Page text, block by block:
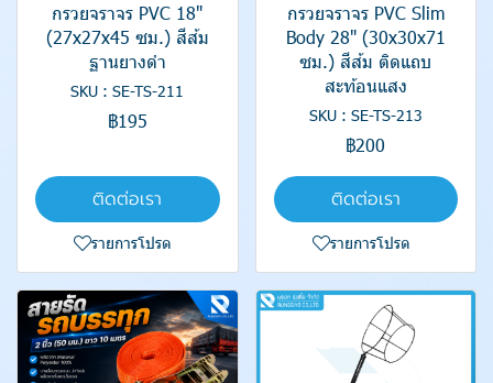
กรวยจราจร PVC 18"
(27x27x45 ซม.) สีส้ม
ฐานยางดำ
SKU : SE-TS-211
฿195
ติดต่อเรา
รายการโปรด
กรวยจราจร PVC Slim
Body 28" (30x30x71
ซม.) สีส้ม ติดแถบ
สะท้อนแสง
SKU : SE-TS-213
฿200
ติดต่อเรา
รายการโปรด